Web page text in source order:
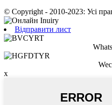
© Copyright - 2010-2023: Усі
Відправити лист
x